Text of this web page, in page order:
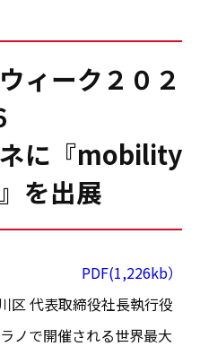
ィーク２０２
に『mobility
を出展
PDF(1,226kb）
区 代表取締役社長執行役
ノで開催される世界最大